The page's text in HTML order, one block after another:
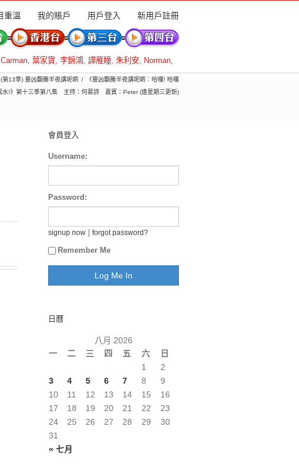
重溫 我的賬戶 用戶登入 新用戶註冊
Carman, 葉家寶, 李錦鴻, 譚雁瞳, 朱利安, Norman,
(第13季) 靈凶翻騰半夜講呢啲
《靈凶翻騰半夜講呢啲：哈囉! 哈囉
水!》第十三季第八集 主持：何慕詩 嘉賓：Peter (逢星期三更新)
會員登入
Username:
Password:
signup now forgot password?
Remember Me
日曆
八月 2026
一
二 三 四 五 六 日
« 七月
1
2
3
4 5 6 7 8
9
10
11 12 13 14 15
16
17
18 19 20 21 22
23
24
25 26 27 28 29
30
31